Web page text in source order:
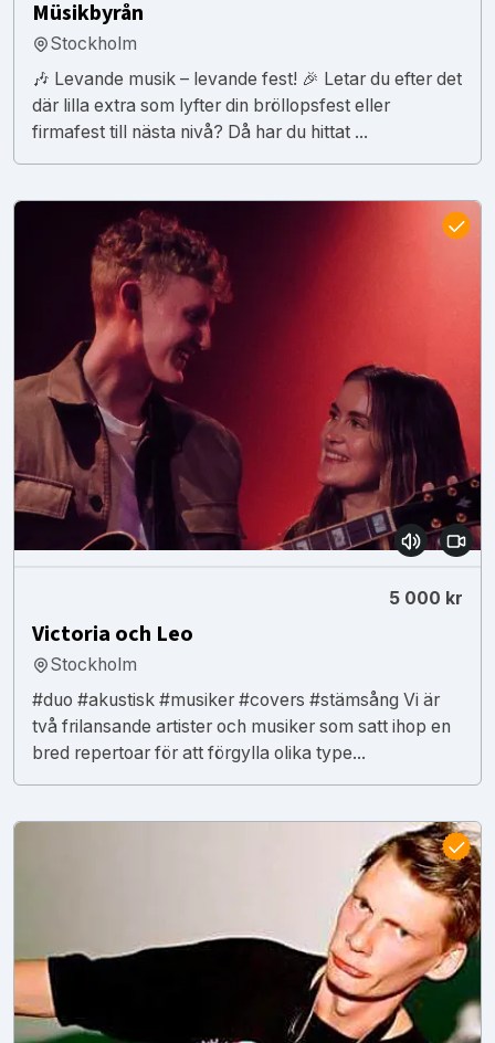
Müsikbyrån
Stockholm
🎶 Levande musik – levande fest! 🎉 Letar du efter det
där lilla extra som lyfter din bröllopsfest eller
firmafest till nästa nivå? Då har du hittat ...
5 000 kr
Victoria och Leo
Stockholm
#duo #akustisk #musiker #covers #stämsång Vi är
två frilansande artister och musiker som satt ihop en
bred repertoar för att förgylla olika type...